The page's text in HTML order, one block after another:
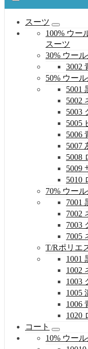
スーツ
100% ウー
スーツ
30% ウー
3002
50% ウー
5001
5002
5003
5005
5006
5007
5008
5009
5010
70% ウー
7001
7002
7003
7005
T/Rポリエ
1001
1002
1003
1005
1006
1020
コート
10% ウー